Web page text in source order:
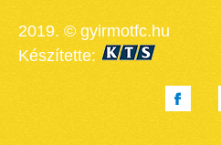
2019. © gyirmotfc.hu
Készítette: